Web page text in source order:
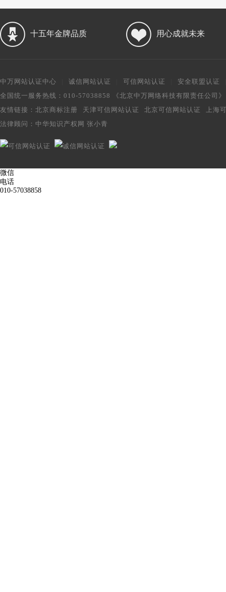
十五年金牌品质 用心成就未来
中万网站认证中心 诚信网站认证 可信网站认证 安全联盟认证
全国统一服务热线：010-57038858 《北京中万网络科技有限责任公司
友情链接： 北京商标注册 天津可信网站认证 北京可信网站认证
上海
法律顾问： 中华知识产权网 张小青
微信
电话
010-57038858